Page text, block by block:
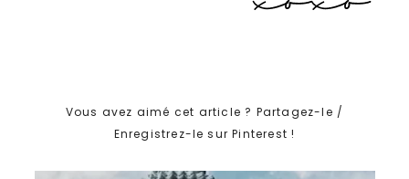
Vous avez aimé cet article ? Partagez-le /
Enregistrez-le sur Pinterest !